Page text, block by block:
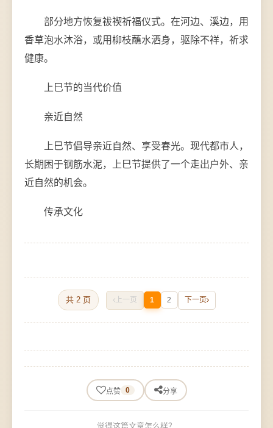
部分地方恢复祓禊祈福仪式。在河边、溪边，用
香草泡水沐浴，或用柳枝蘸水洒身，驱除不祥，祈求
健康。
上巳节的当代价值
亲近自然
上巳节倡导亲近自然、享受春光。现代都市人，
长期困于钢筋水泥，上巳节提供了一个走出户外、亲
近自然的机会。
传承文化
共 2 页 上一页 1 2 下一页
点赞 0 分享
觉得这篇文章怎么样？